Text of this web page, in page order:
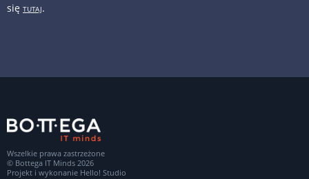
się TUTAJ.
Wszelkie prawa zastrzeżone
© Bottega IT Minds 2026
Projekt i wykonanie Hello! Studio